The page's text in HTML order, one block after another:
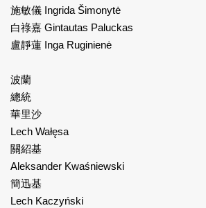
施敏儀 Ingrida Šimonytė
白祿嘉 Gintautas Paluckas
盧靜蓮 Inga Ruginienė
波蘭
總統
華里沙
Lech Wałęsa
關紹基
Aleksander Kwaśniewski
簡迅基
Lech Kaczyński